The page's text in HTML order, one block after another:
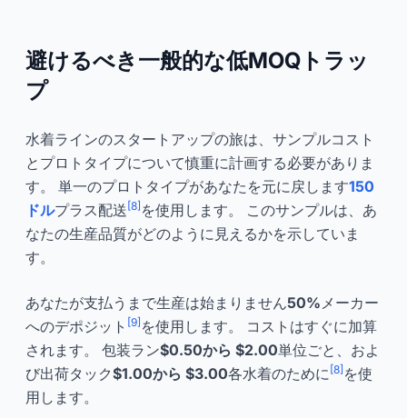
避けるべき一般的な低MOQトラッ
プ
水着ラインのスタートアップの旅は、サンプルコスト
とプロトタイプについて慎重に計画する必要がありま
す。 単一のプロトタイプがあなたを元に戻します150
ドルプラス配送 [8] を使用します。 このサンプルは、あ
なたの生産品質がどのように見えるかを示していま
す。
あなたが支払うまで生産は始まりません50% メーカー
へのデポジット [9] を使用します。 コストはすぐに加算
されます。 包装ラン$0.50から $2.00単位ごと、およ
び出荷タック$1.00から $3.00各水着のために [8] を使
用します。